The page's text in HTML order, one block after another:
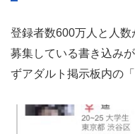
登録者数600万人と人
募集している書き込み
ずアダルト掲示板内の